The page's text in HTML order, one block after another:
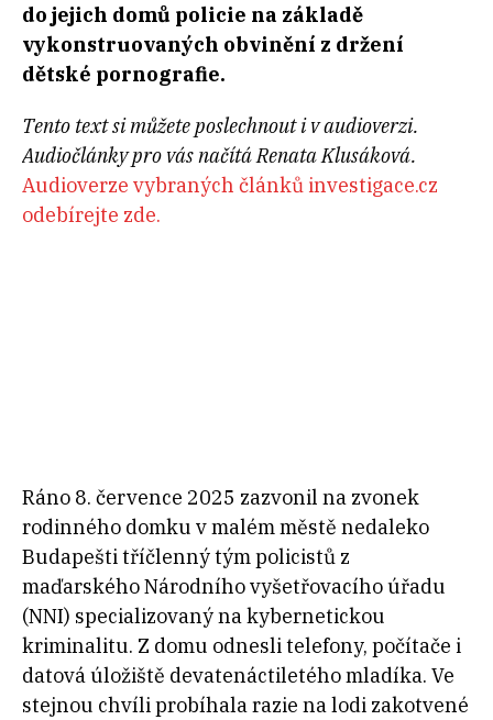
do jejich domů policie na základě
vykonstruovaných obvinění z držení
dětské pornografie.
Tento text si můžete poslechnout i v audioverzi.
Audiočlánky pro vás načítá Renata Klusáková.
Audioverze vybraných článků investigace.cz
odebírejte zde.
Ráno 8. července 2025 zazvonil na zvonek
rodinného domku v malém městě nedaleko
Budapešti tříčlenný tým policistů z
maďarského Národního vyšetřovacího úřadu
(NNI) specializovaný na kybernetickou
kriminalitu. Z domu odnesli telefony, počítače i
datová úložiště devatenáctiletého mladíka. Ve
stejnou chvíli probíhala razie na lodi zakotvené